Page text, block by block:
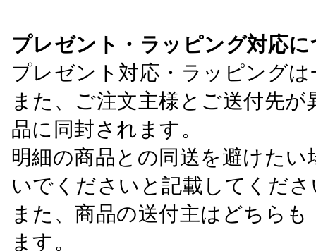
プレゼント・ラッピング対応
プレゼント対応・ラッピング
また、ご注文主様とご送付先
品に同封されます。
明細の商品との同送を避けた
いでくださいと記載してくださ
また、商品の送付主はどちら
ます。